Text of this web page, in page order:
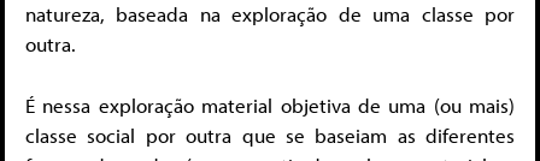
natureza, baseada na exploração de uma classe por
outra.
É nessa exploração material objetiva de uma (ou mais)
classe social por outra que se baseiam as diferentes